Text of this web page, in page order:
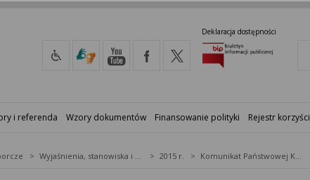
Deklaracja dostępności
i referenda Wzory dokumentów Finansowanie polityki Rejestr korzyści
2015 r.